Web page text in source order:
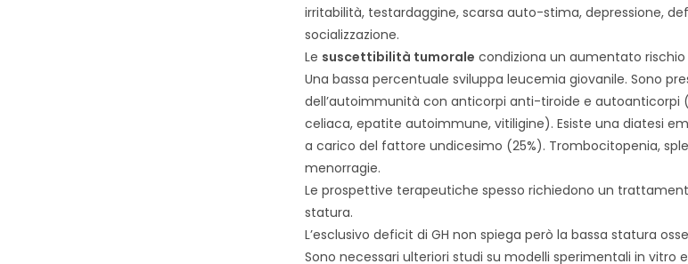
irritabilità, testardaggine, scarsa auto-stima, depressione,
socializzazione.
Le suscettibilità tumorale condiziona un aumentato
Una bassa percentuale sviluppa leucemia giovanile. Sono
dell’autoimmunità con anticorpi anti-tiroide e
celiaca, epatite autoimmune, vitiligine). Esiste una diatesi
a carico del fattore undicesimo (25%). Trombocitopenia,
menorragie.
Le prospettive terapeutiche spesso richiedono un
statura.
L’esclusivo deficit di GH non spiega però la bassa statura
Sono necessari ulteriori studi su modelli sperimentali in vitro